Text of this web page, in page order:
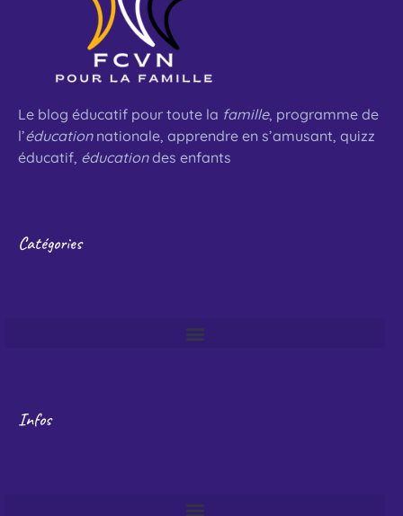
Le blog éducatif pour toute la famille, programme de
l’éducationnationale, apprendre en s’amusant, quizz
éducatif, éducationdes enfants
Catégories
Infos